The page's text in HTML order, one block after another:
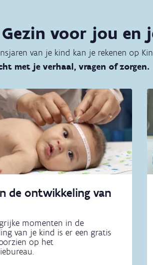
voor jou en
van je kind kan je rekenen op
met je verhaal, vragen of zorgen.
de ontwikkeling van
momenten in de
van je kind is er een gratis
op het